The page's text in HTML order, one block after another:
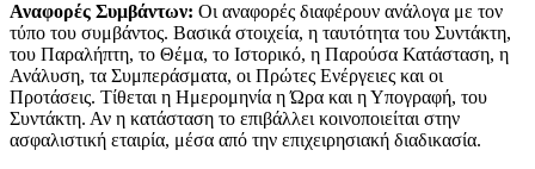
Αναφορές Συμβάντων: Οι αναφορές διαφέρουν ανάλογα με τον
τύπο του συμβάντος. Βασικά στοιχεία, η ταυτότητα του Συντάκτη,
του Παραλήπτη, το Θέμα, το Ιστορικό, η Παρούσα Κατάσταση, η
Ανάλυση, τα Συμπεράσματα, οι Πρώτες Ενέργειες και οι
Προτάσεις. Τίθεται η Ημερομηνία η Ώρα και η Υπογραφή, του
Συντάκτη. Αν η κατάσταση το επιβάλλει κοινοποιείται στην
ασφαλιστική εταιρία, μέσα από την επιχειρησιακή διαδικασία.